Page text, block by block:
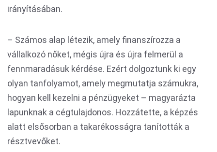
irányításában.
– Számos alap létezik, amely finanszírozza a
vállalkozó nőket, mégis újra és újra felmerül a
fennmaradásuk kérdése. Ezért dolgoztunk ki egy
olyan tanfolyamot, amely megmutatja számukra,
hogyan kell kezelni a pénzügyeket – magyarázta
lapunknak a cégtulajdonos. Hozzátette, a képzés
alatt elsősorban a takarékosságra tanították a
résztvevőket.